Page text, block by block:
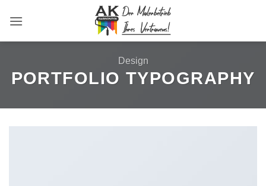
Inhalt
Design
PORTFOLIO TYPOGRAPHY